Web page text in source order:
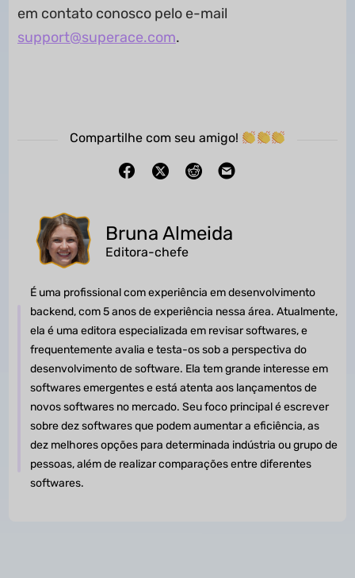
em contato conosco pelo e-mail
support@superace.com.
Compartilhe com seu amigo!
Bruna Almeida
Editora-chefe
É uma profissional com experiência em desenvolvimento
backend, com 5 anos de experiência nessa área. Atualmente,
ela é uma editora especializada em revisar softwares, e
frequentemente avalia e testa-os sob a perspectiva do
desenvolvimento de software. Ela tem grande interesse em
softwares emergentes e está atenta aos lançamentos de
novos softwares no mercado. Seu foco principal é escrever
sobre dez softwares que podem aumentar a eficiência, as
dez melhores opções para determinada indústria ou grupo de
pessoas, além de realizar comparações entre diferentes
softwares.